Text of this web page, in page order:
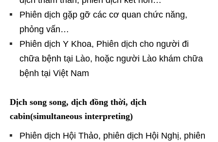
Phiên dịch gặp gỡ các cơ quan chức năng,
phỏng vấn…
Phiên dịch Y Khoa, Phiên dịch cho người đi
chữa bệnh tại Lào, hoặc người Lào khám chữa
bệnh tại Việt Nam
Dịch song song, dịch đồng thời, dịch
cabin(simultaneous interpreting)
Phiên dịch Hội Thảo, phiên dịch Hội Nghị, phiên